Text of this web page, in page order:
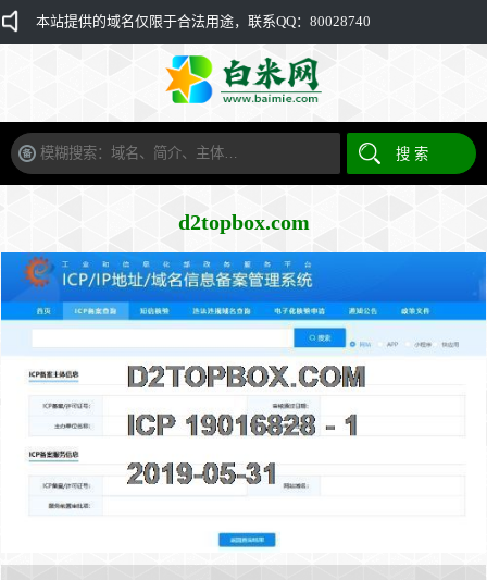
本站提供的域名仅限于合法用途，联系QQ：80028740
d2topbox.com